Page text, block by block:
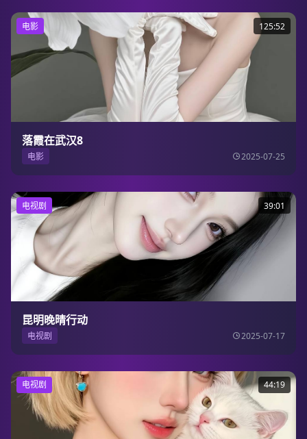
电影 125:52
落霞在武汉8
电影 2025-07-25
电视剧 39:01
昆明晚晴行动
电视剧 2025-07-17
电视剧 44:19